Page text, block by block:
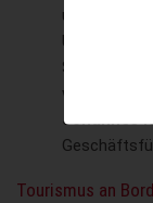
und
Unsere
Saison.
werden die
Johannes
Tourismus an Bord